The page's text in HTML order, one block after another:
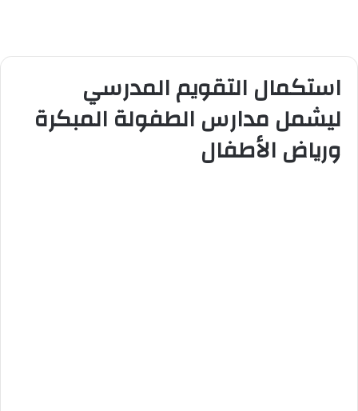
استكمال التقويم المدرسي
ليشمل مدارس الطفولة المبكرة
ورياض الأطفال